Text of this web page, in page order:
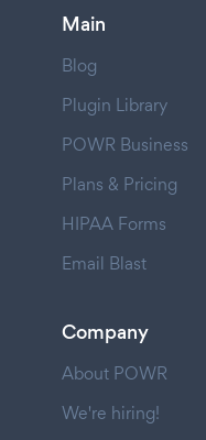
Main
Blog
Plugin Library
POWR Business
Plans & Pricing
HIPAA Forms
Email Blast
Company
About POWR
We're hiring!